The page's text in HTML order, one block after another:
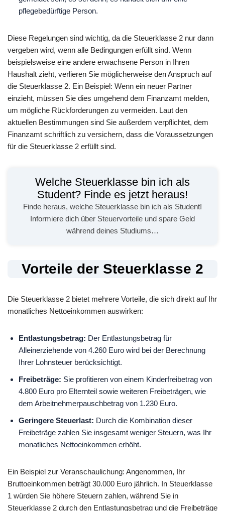
pflegebedürftige Person.
Diese Regelungen sind wichtig, da die Steuerklasse 2 nur dann
vergeben wird, wenn alle Bedingungen erfüllt sind. Wenn
beispielsweise eine andere erwachsene Person in Ihren
Haushalt zieht, verlieren Sie möglicherweise den Anspruch auf
die Steuerklasse 2. Ein Beispiel: Wenn ein neuer Partner
einzieht, müssen Sie dies umgehend dem Finanzamt melden,
um mögliche Rückforderungen zu vermeiden. Laut den
aktuellen Bestimmungen sind Sie außerdem verpflichtet, dem
Finanzamt schriftlich zu versichern, dass die Voraussetzungen
für die Steuerklasse 2 erfüllt sind.
Welche Steuerklasse bin ich als
Student? Finde es jetzt heraus!
Finde heraus, welche Steuerklasse bin ich als Student!
Informiere dich über Steuervorteile und spare Geld
während deines Studiums…
Vorteile der Steuerklasse 2
Die Steuerklasse 2 bietet mehrere Vorteile, die sich direkt auf Ihr
monatliches Nettoeinkommen auswirken:
Entlastungsbetrag: Der Entlastungsbetrag für
Alleinerziehende von 4.260 Euro wird bei der Berechnung
Ihrer Lohnsteuer berücksichtigt.
Freibeträge: Sie profitieren von einem Kinderfreibetrag von
4.800 Euro pro Elternteil sowie weiteren Freibeträgen, wie
dem Arbeitnehmerpauschbetrag von 1.230 Euro.
Geringere Steuerlast: Durch die Kombination dieser
Freibeträge zahlen Sie insgesamt weniger Steuern, was Ihr
monatliches Nettoeinkommen erhöht.
Ein Beispiel zur Veranschaulichung: Angenommen, Ihr
Bruttoeinkommen beträgt 30.000 Euro jährlich. In Steuerklasse
1 würden Sie höhere Steuern zahlen, während Sie in
Steuerklasse 2 durch den Entlastungsbetrag und die Freibeträge